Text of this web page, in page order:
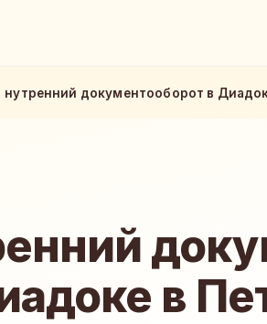
нутренний документооборот в
в